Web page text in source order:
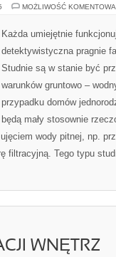
MOŻLIWOŚĆ
Każda umiejętnie
detektywistyczna pragnie
Studnie są w stanie być
warunków gruntowo –
przypadku domów
będą mały stosownie
wody pitnej, np.
filtracyjną. Tego typu
WNĘTRZ